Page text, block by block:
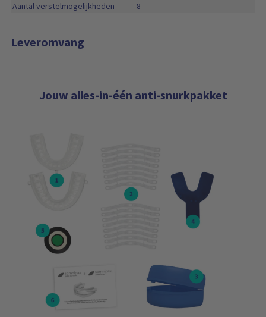
Aantal verstelmogelijkheden
8
Leveromvang
Jouw alles-in-één anti-snurkpakket